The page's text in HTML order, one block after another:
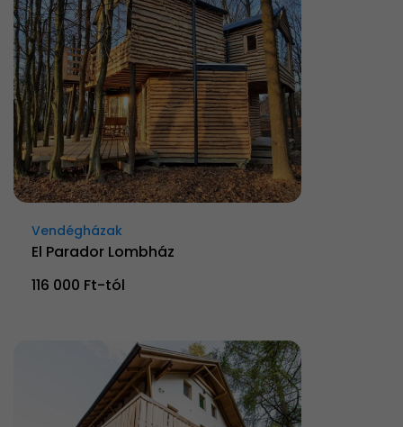
Vendégházak
El Parador Lombház
116 000 Ft-tól